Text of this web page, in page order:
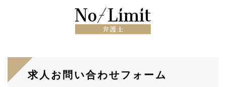
求人お問い合わせフォーム